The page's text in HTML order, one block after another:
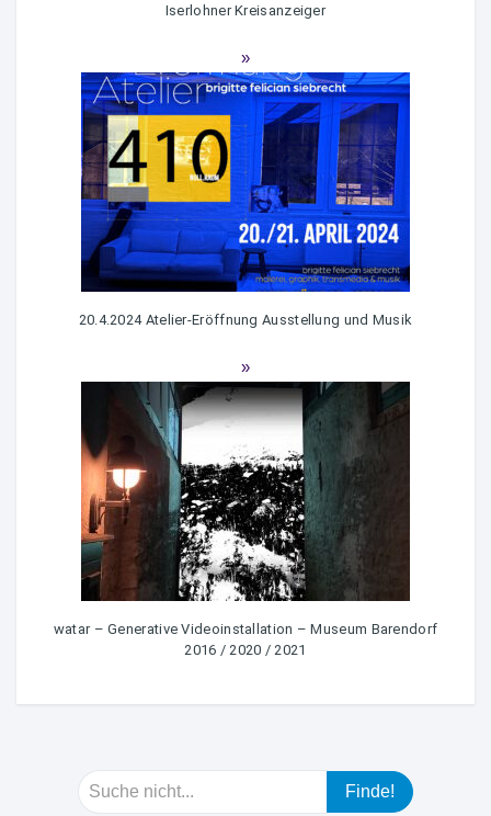
Iserlohner Kreisanzeiger
20.4.2024 Atelier-Eröffnung Ausstellung und Musik
watar – Generative Videoinstallation – Museum Barendorf
2016 / 2020 / 2021